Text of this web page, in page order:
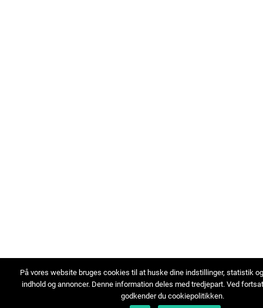
På vores website bruges cookies til at huske dine indstillinger, statistik
indhold og annoncer. Denne information deles med tredjepart. Ved
godkender du cookiepolitikken.